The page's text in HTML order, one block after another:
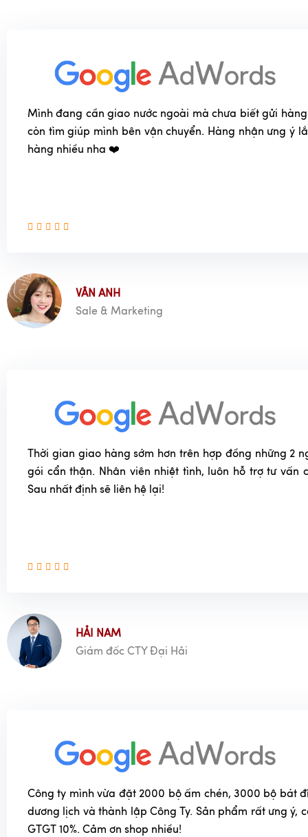
Mình đang cần giao nước ngoài mà chưa biết gửi hàng
còn tìm giúp mình bên vận chuyển. Hàng nhận ưng ý
hàng nhiều nha ❤️
VÂN ANH
Sale & Marketing
Thời gian giao hàng sớm hơn trên hợp đồng những 2
gói cẩn thận. Nhân viên nhiệt tình, luôn hỗ trợ tư vấn
Sau nhất định sẽ liên hệ lại!
HẢI NAM
Giám đốc CTY Đại Hải
Công ty mình vừa đặt 2000 bộ ấm chén, 3000 bộ bát
dương lịch và thành lập Công Ty. Sản phẩm rất ưng ý,
GTGT 10%. Cảm ơn shop nhiều!